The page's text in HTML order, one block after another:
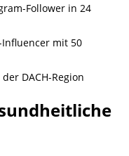
Follower in 24
mit 50
DACH-Region